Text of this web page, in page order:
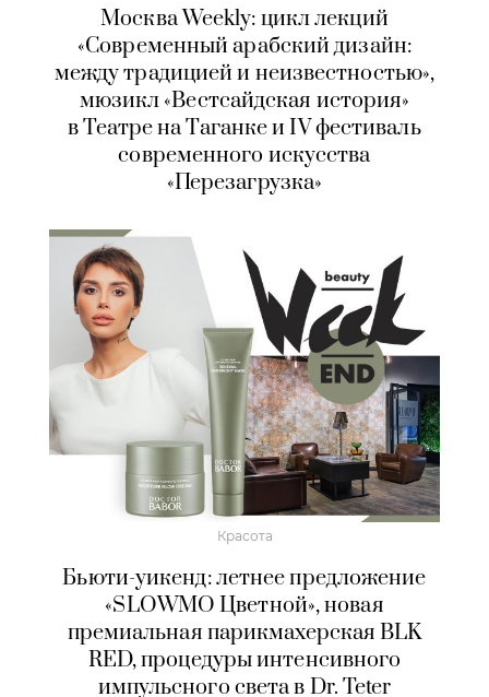
Москва Weekly: цикл лекций
«Современный арабский дизайн:
между традицией и неизвестностью»,
мюзикл «Вестсайдская история»
в Театре на Таганке и IV фестиваль
современного искусства
«Перезагрузка»
Красота
Бьюти-уикенд: летнее предложение
«SLOWMO Цветной», новая
премиальная парикмахерская BLK
RED, процедуры интенсивного
импульсного света в Dr. Teter